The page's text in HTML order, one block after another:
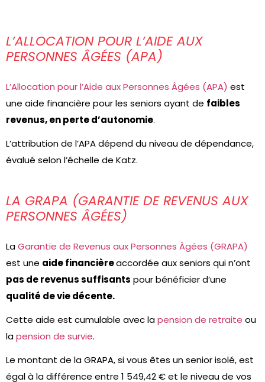
L’ALLOCATION POUR L’AIDE AUX
PERSONNES ÂGÉES (APA)
L’Allocation pour l’Aide aux Personnes Âgées (APA) est
une aide financière pour les seniors ayant de faibles
revenus, en perte d’autonomie.
L’attribution de l’APA dépend du niveau de dépendance,
évalué selon l’échelle de Katz.
LA GRAPA (GARANTIE DE REVENUS AUX
PERSONNES ÂGÉES)
LaGarantie de Revenus aux Personnes Âgées (GRAPA)
est une aide financièreaccordée aux seniors qui n’ont
pas de revenus suffisants pour bénéficier d’une
qualité de vie décente.
Cette aide est cumulable avec lapension de retraite ou
lapension de survie.
Le montant de la GRAPA, si vous êtes un senior isolé, est
égal à la différence entre 1 549,42 € et le niveau de vos